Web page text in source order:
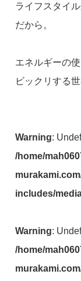
ライフスタイ
だから。
エネルギーの
ビックリする
Warning:
/home/
includes/
Warning:
/home/